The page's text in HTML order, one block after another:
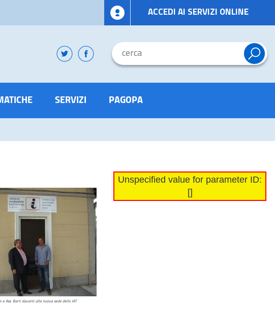
ACCEDI AI SERVIZI ONLINE
SERVIZI PAGOPA
e Ass. Barli davanti alla nuova sede dello IAT
Unspecified value for parameter ID:
[]